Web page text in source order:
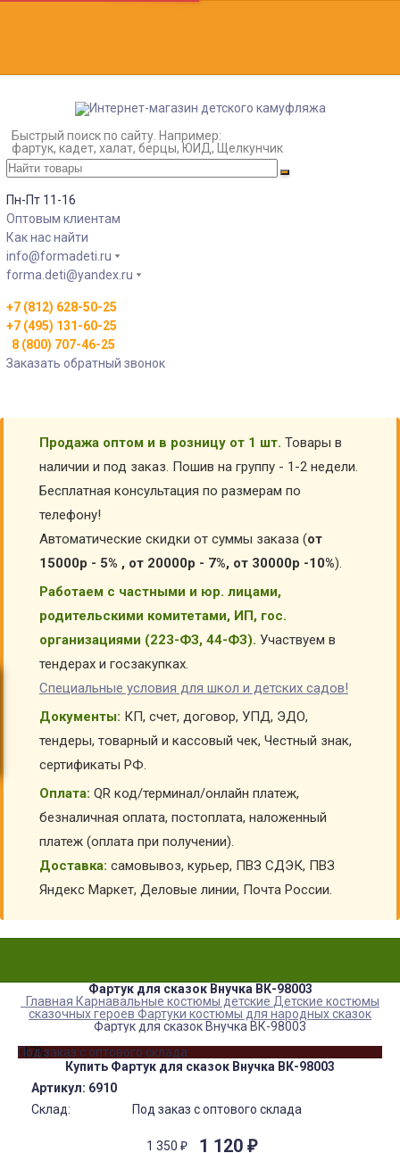
Быстрый поиск по сайту. Например:
фартук, кадет, халат, берцы, ЮИД, Щелкунчик
Пн-Пт 11-16
Оптовым клиентам
Как нас найти
info@formadeti.ru
forma.deti@yandex.ru
+7 (812) 628-50-25
+7 (495) 131-60-25
8 (800) 707-46-25
Заказать обратный звонок
Продажа оптом и в розницу от 1 шт. Товары в
наличии и под заказ. Пошив на группу - 1-2 недели.
Бесплатная консультация по размерам по
телефону!
Автоматические скидки от суммы заказа (от
15000р - 5% , от 20000р - 7%, от 30000р -10%).
Работаем с частными и юр. лицами,
родительскими комитетами, ИП, гос.
организациями (223-ФЗ, 44-ФЗ). Участвуем в
тендерах и госзакупках.
Специальные условия для школ и детских садов!
Документы: КП, счет, договор, УПД, ЭДО,
тендеры, товарный и кассовый чек, Честный знак,
сертификаты РФ.
Оплата: QR код/терминал/онлайн платеж,
безналичная оплата, постоплата, наложенный
платеж (оплата при получении).
Доставка: самовывоз, курьер, ПВЗ СДЭК, ПВЗ
Яндекс Маркет, Деловые линии, Почта России.
Фартук для сказок Внучка ВК-98003
Главная Карнавальные костюмы детские Детские костюмы
сказочных героев Фартуки костюмы для народных сказок
Фартук для сказок Внучка ВК-98003
-17%
Под заказ с оптового склада
Купить Фартук для сказок Внучка ВК-98003
Артикул: 6910
Склад:
Под заказ с оптового склада
1 350 ₽ 1 120 ₽